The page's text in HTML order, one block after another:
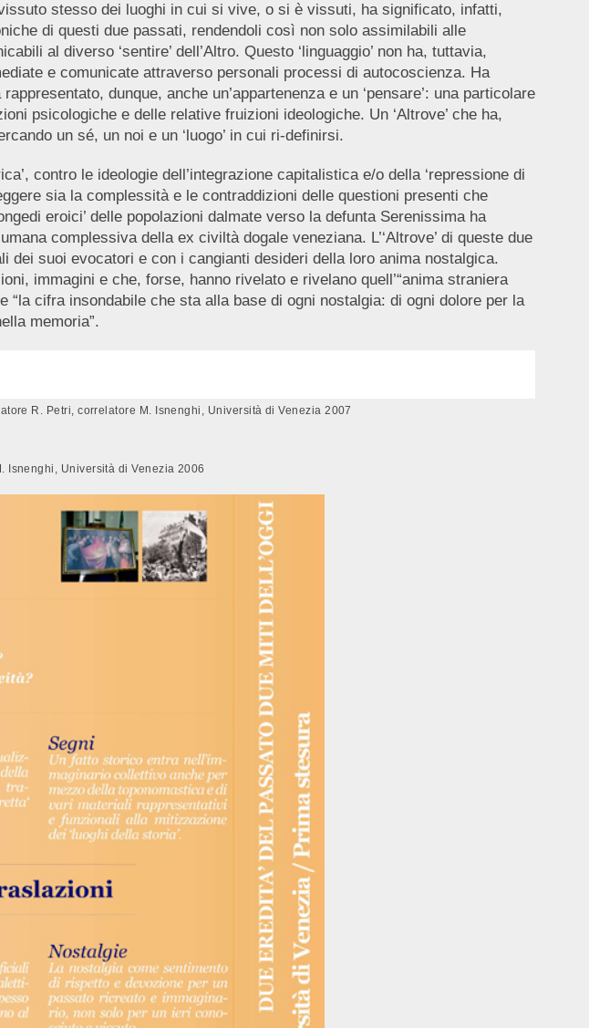
stesso dei luoghi in cui si vive, o si è vissuti, ha significato, infatti,
di questi due passati, rendendoli così non solo assimilabili alle
al diverso ‘sentire’ dell’Altro. Questo ‘linguaggio’ non ha, tuttavia,
e comunicate attraverso personali processi di autocoscienza. Ha
dunque, anche un’appartenenza e un ‘pensare’: una particolare
psicologiche e delle relative fruizioni ideologiche. Un ‘Altrove’ che ha,
un sé, un noi e un ‘luogo’ in cui ri-definirsi.
contro le ideologie dell’integrazione capitalistica e/o della ‘repressione di
sia la complessità e le contraddizioni delle questioni presenti che
eroici’ delle popolazioni dalmate verso la defunta Serenissima ha
complessiva della ex civiltà dogale veneziana. L’‘Altrove’ di queste due
dei suoi evocatori e con i cangianti desideri della loro anima nostalgica.
immagini e che, forse, hanno rivelato e rivelano quell’“anima straniera
cifra insondabile che sta alla base di ogni nostalgia: di ogni dolore per la
memoria”.
R. Petri, correlatore M. Isnenghi, Università di Venezia 2007
Isnenghi, Università di Venezia 2006